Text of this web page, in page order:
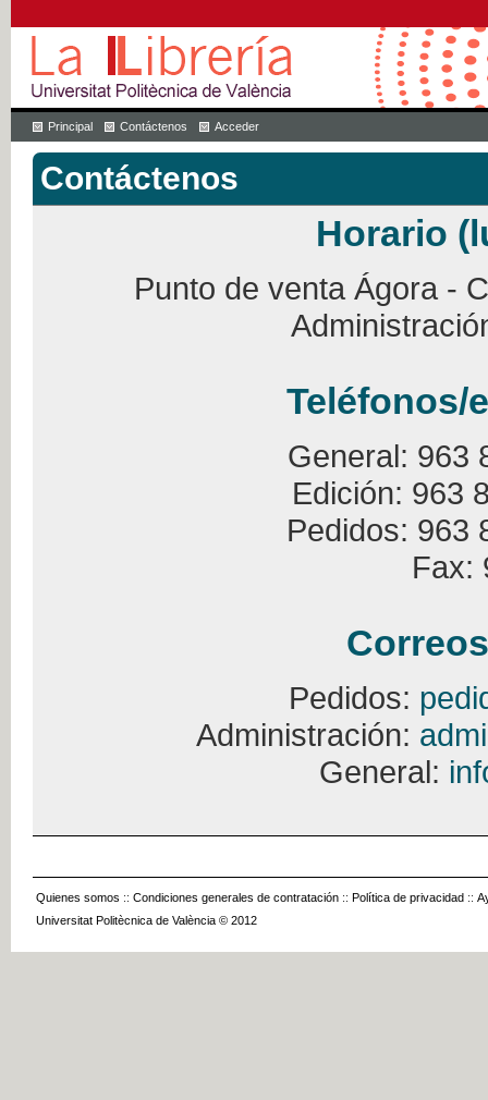
Principal Contáctenos Acceder
Contáctenos
Horario
Punto de venta Ágora -
Teléfonos/
General: 963
Edición: 963
Pedidos: 963
Fax:
Pedidos:
Administración:
General:
Quienes somos :: Condiciones generales de contratación :: Política de privacidad ::
Universitat Politècnica de València © 2012